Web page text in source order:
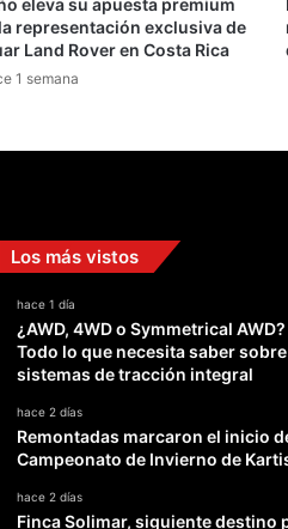
representación exclusiva de
Land Rover en Costa Rica
1 semana
Los más vistos
hace 1 día
¿AWD, 4WD o Symmetrical AWD?
Todo lo que necesita saber
sistemas de tracción integral
hace 2 días
Remontadas marcaron el inicio
Campeonato de Invierno de
hace 2 días
Finca Solimar, siguiente destino